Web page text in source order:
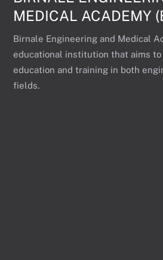
MEDICAL ACADEMY
Birnale Engineering and Medical
educational institution that aims
education and training in both
fields.